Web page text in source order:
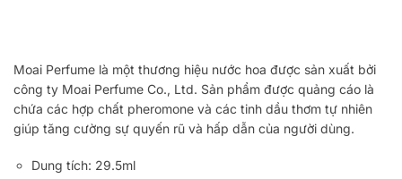
Moai Perfume là một thương hiệu nước hoa được sản xuất bởi
công ty Moai Perfume Co., Ltd. Sản phẩm được quảng cáo là
chứa các hợp chất pheromone và các tinh dầu thơm tự nhiên
giúp tăng cường sự quyến rũ và hấp dẫn của người dùng.
Dung tích: 29.5ml